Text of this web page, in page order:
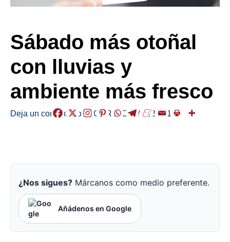
Sábado más otoñal
con lluvias y
ambiente más fresco
Deja un comentario /EGURALDIA/ 2024-11-09
¿Nos sigues? Márcanos como medio preferente.
Añádenos en Google